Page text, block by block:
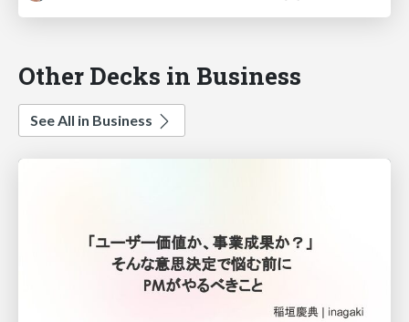
Other Decks in Business
See All in Business